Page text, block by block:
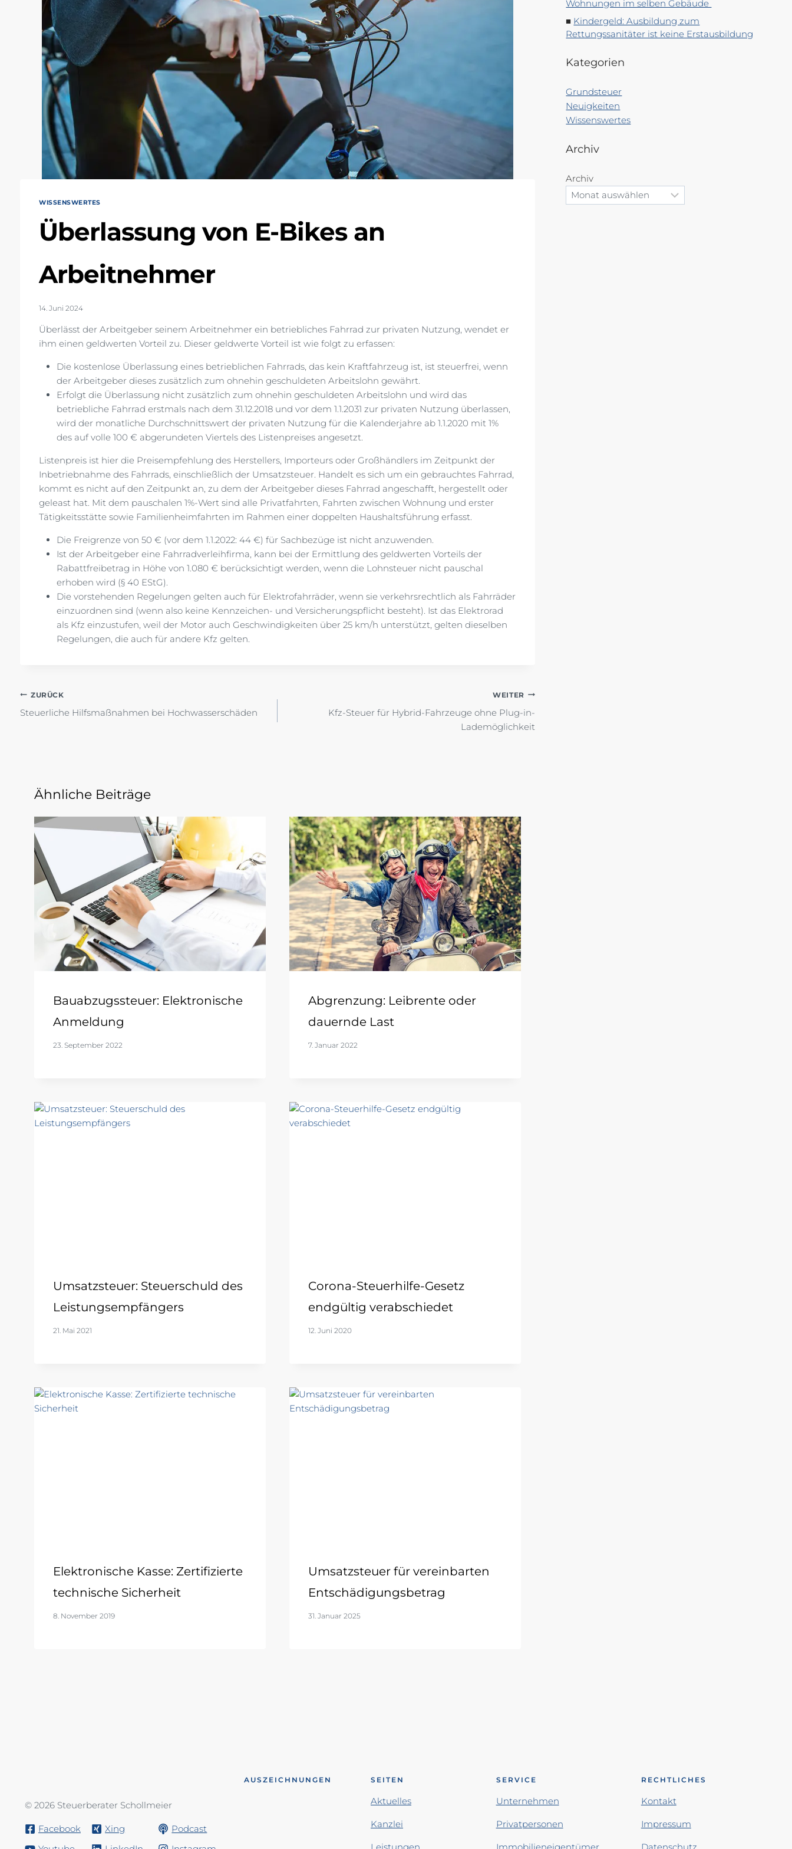
WISSENSWERTES
Überlassung von E-Bikes an
Arbeitnehmer
14. Juni 2024
Überlässt der Arbeitgeber seinem Arbeitnehmer ein betriebliches Fahrrad zur privaten Nutzung, wendet er
ihm einen geldwerten Vorteil zu. Dieser geldwerte Vorteil ist wie folgt zu erfassen:
Die kostenlose Überlassung eines betrieblichen Fahrrads, das kein Kraftfahrzeug ist, ist steuerfrei, wenn
der Arbeitgeber dieses zusätzlich zum ohnehin geschuldeten Arbeitslohn gewährt.
Erfolgt die Überlassung nicht zusätzlich zum ohnehin geschuldeten Arbeitslohn und wird das
betriebliche Fahrrad erstmals nach dem 31.12.2018 und vor dem 1.1.2031 zur privaten Nutzung überlassen,
wird der monatliche Durchschnittswert der privaten Nutzung für die Kalenderjahre ab 1.1.2020 mit 1%
des auf volle 100 € abgerundeten Viertels des Listenpreises angesetzt.
Listenpreis ist hier die Preisempfehlung des Herstellers, Importeurs oder Großhändlers im Zeitpunkt der
Inbetriebnahme des Fahrrads, einschließlich der Umsatzsteuer. Handelt es sich um ein gebrauchtes Fahrrad,
kommt es nicht auf den Zeitpunkt an, zu dem der Arbeitgeber dieses Fahrrad angeschafft, hergestellt oder
geleast hat. Mit dem pauschalen 1%-Wert sind alle Privatfahrten, Fahrten zwischen Wohnung und erster
Tätigkeitsstätte sowie Familienheimfahrten im Rahmen einer doppelten Haushaltsführung erfasst.
Die Freigrenze von 50 € (vor dem 1.1.2022: 44 €) für Sachbezüge ist nicht anzuwenden.
Ist der Arbeitgeber eine Fahrradverleihfirma, kann bei der Ermittlung des geldwerten Vorteils der
Rabattfreibetrag in Höhe von 1.080 € berücksichtigt werden, wenn die Lohnsteuer nicht pauschal
erhoben wird (§ 40 EStG).
Die vorstehenden Regelungen gelten auch für Elektrofahrräder, wenn sie verkehrsrechtlich als Fahrräder
einzuordnen sind (wenn also keine Kennzeichen- und Versicherungspflicht besteht). Ist das Elektrorad
als Kfz einzustufen, weil der Motor auch Geschwindigkeiten über 25 km/h unterstützt, gelten dieselben
Regelungen, die auch für andere Kfz gelten.
Beitragsnavigation
ZURÜCK
Steuerliche Hilfsmaßnahmen bei Hochwasserschäden
WEITER
Kfz-Steuer für Hybrid-Fahrzeuge ohne Plug-in-
Lademöglichkeit
Ähnliche Beiträge
Bauabzugssteuer: Elektronische
Anmeldung
23. September 2022
Abgrenzung: Leibrente oder
dauernde Last
7. Januar 2022
Umsatzsteuer: Steuerschuld des
Leistungsempfängers
21. Mai 2021
Corona-Steuerhilfe-Gesetz
endgültig verabschiedet
12. Juni 2020
Elektronische Kasse: Zertifizierte
technische Sicherheit
8. November 2019
Umsatzsteuer für vereinbarten
Entschädigungsbetrag
31. Januar 2025
Wohnungen im selben Gebäude
Kindergeld: Ausbildung zum
Rettungssanitäter ist keine Erstausbildung
Kategorien
Grundsteuer
Neuigkeiten
Wissenswertes
Archiv
Archiv
© 2026 Steuerberater Schollmeier
Facebook Xing
Podcast
AUSZEICHNUNGEN SEITEN
Aktuelles
Kanzlei
SERVICE
Unternehmen
Privatpersonen
RECHTLICHES
Kontakt
Impressum